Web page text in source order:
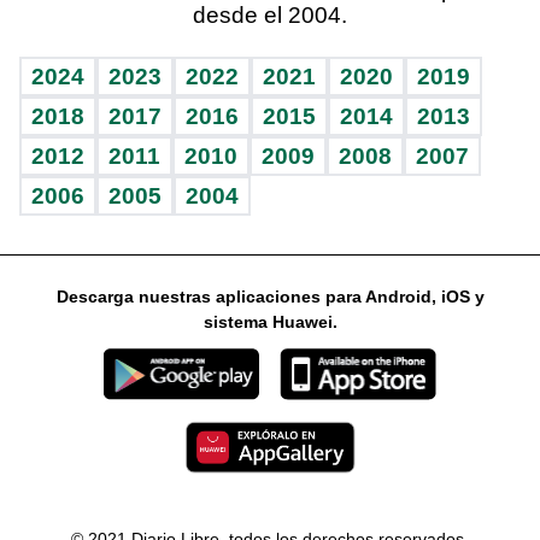
Vida y familia
Eñe
Celebrando la vida
Sin complejos
En pocas palabras
Escuchando al corazón
Economía Personal
Consulta Libre
BRV
TBT Deportivo
Más firmas
Guía del dinero
Horóscopos
desde el 2004.
2024 2023 2022 2021 2020
2019
2018
2017 2016 2015 2014
2013
2012
2011 2010 2009 2008
2007
2006
2005 2004
Descarga nuestras aplicaciones para Android, iOS y
sistema Huawei.